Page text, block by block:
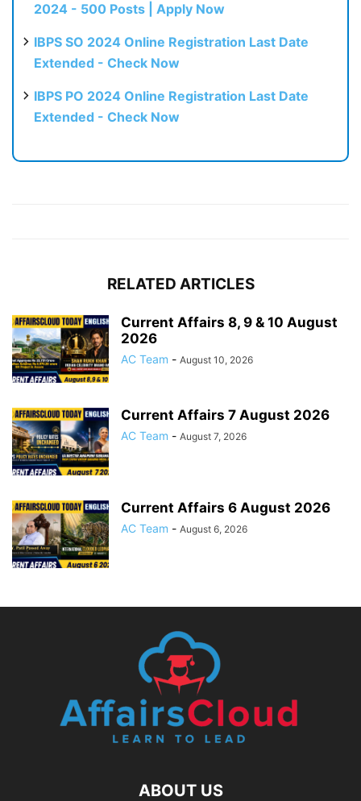
2024 - 500 Posts | Apply Now
IBPS SO 2024 Online Registration Last Date
Extended - Check Now
IBPS PO 2024 Online Registration Last Date
Extended - Check Now
RELATED ARTICLES
Current Affairs 8, 9 & 10 August
2026
AC Team - August 10, 2026
Current Affairs 7 August 2026
AC Team - August 7, 2026
Current Affairs 6 August 2026
AC Team - August 6, 2026
ABOUT US